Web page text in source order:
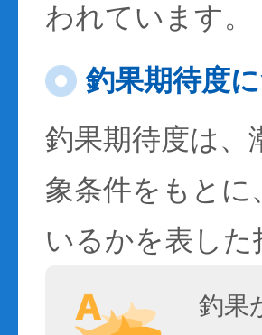
われています。
釣果期待度
釣果期待度は、
象条件をもと
いるかを表した
釣果